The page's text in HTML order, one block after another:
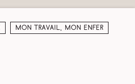
Mon travail, mon enfer